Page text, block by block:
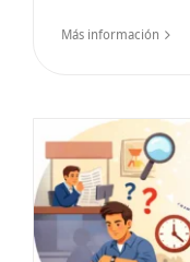
Más información